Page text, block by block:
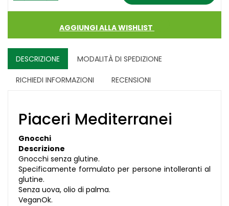
AGGIUNGI ALLA WISHLIST
DESCRIZIONE MODALITÀ DI SPEDIZIONE
RICHIEDI INFORMAZIONI RECENSIONI
Piaceri Mediterranei
Gnocchi
Descrizione
Gnocchi senza glutine.
Specificamente formulato per persone intolleranti al
glutine.
Senza uova, olio di palma.
VeganOk.